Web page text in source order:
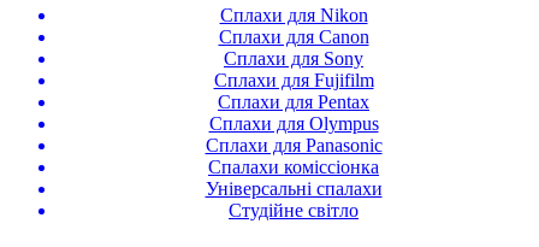
Сплахи для Nikon
Сплахи для Canon
Сплахи для Sony
Сплахи для Fujifilm
Сплахи для Pentax
Сплахи для Olympus
Сплахи для Panasonic
Спалахи коміссіонка
Універсальні спалахи
Студійне світло